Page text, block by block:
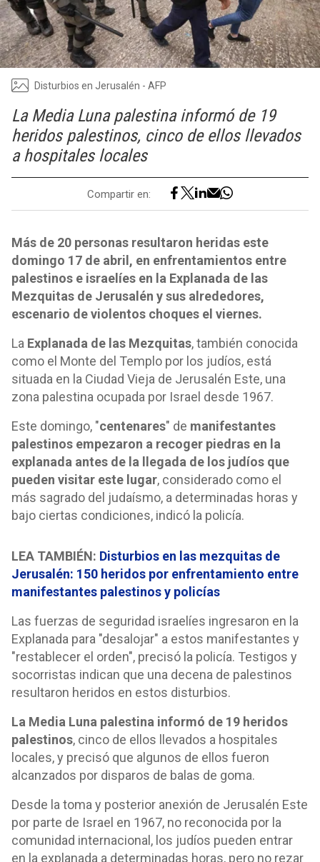
Disturbios en Jerusalén - AFP
La Media Luna palestina informó de 19
heridos palestinos, cinco de ellos llevados
a hospitales locales
Compartir en:
Más de 20 personas resultaron heridas este
domingo 17 de abril, en enfrentamientos entre
palestinos e israelíes en la Explanada de las
Mezquitas de Jerusalén y sus alrededores,
escenario de violentos choques el viernes.
La Explanada de las Mezquitas, también conocida
como el Monte del Templo por los judíos, está
situada en la Ciudad Vieja de Jerusalén Este, una
zona palestina ocupada por Israel desde 1967.
Este domingo, "centenares" de manifestantes
palestinos empezaron a recoger piedras en la
explanada antes de la llegada de los judíos que
pueden visitar este lugar, considerado como el
más sagrado del judaísmo, a determinadas horas y
bajo ciertas condiciones, indicó la policía.
LEA TAMBIÉN: Disturbios en las mezquitas de
Jerusalén: 150 heridos por enfrentamiento entre
manifestantes palestinos y policías
Las fuerzas de seguridad israelíes ingresaron en la
Explanada para "desalojar" a estos manifestantes y
"restablecer el orden", precisó la policía. Testigos y
socorristas indican que una decena de palestinos
resultaron heridos en estos disturbios.
La Media Luna palestina informó de 19 heridos
palestinos, cinco de ellos llevados a hospitales
locales, y precisó que algunos de ellos fueron
alcanzados por disparos de balas de goma.
Desde la toma y posterior anexión de Jerusalén Este
por parte de Israel en 1967, no reconocida por la
comunidad internacional, los judíos pueden entrar
en la explanada a determinadas horas, pero no rezar